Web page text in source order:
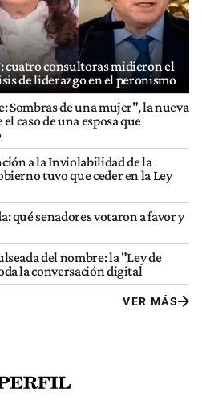
cuatro consultoras midieron el
de liderazgo en el peronismo
Sombras de una mujer", la nueva
caso de una esposa que
a la Inviolabilidad de la
tuvo que ceder en la Ley
qué senadores votaron a favor y
del nombre: la "Ley de
la conversación digital
VER MÁS